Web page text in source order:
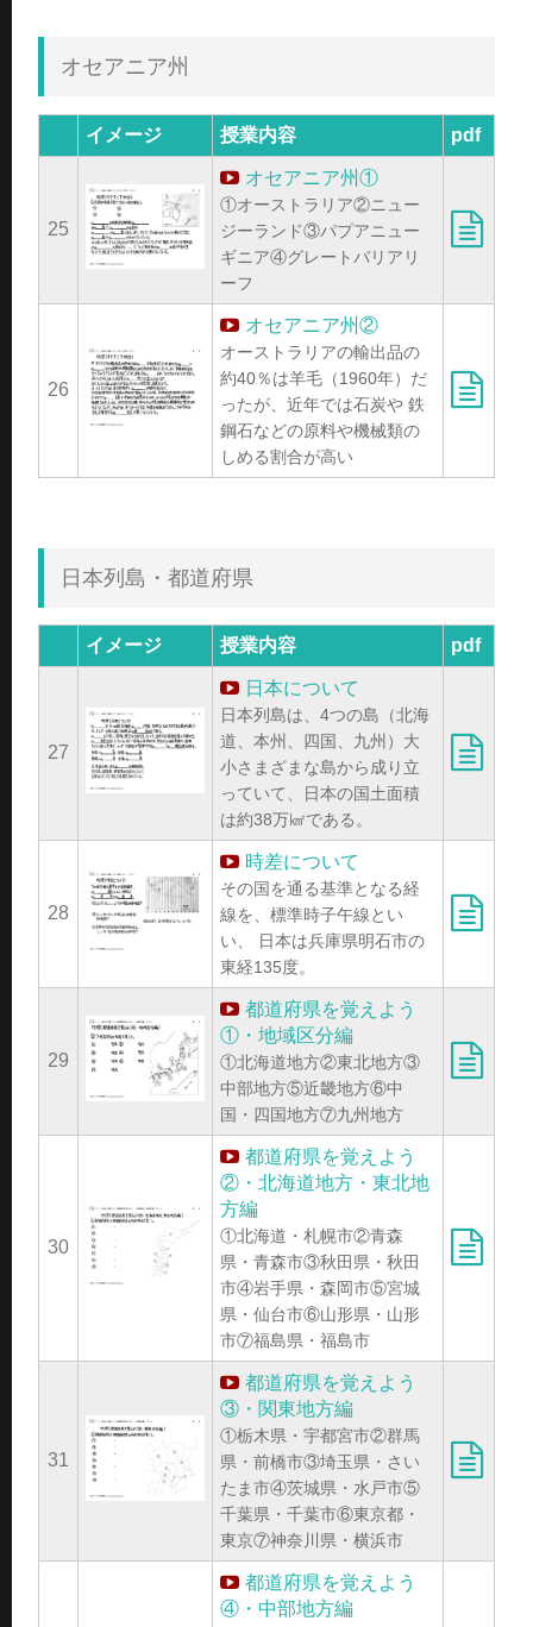
オセアニア州
イメージ 授業内容 pdf
25
オセアニア州①
①オーストラリア②ニュー
ジーランド③パプアニュー
ギニア④グレートバリアリ
ーフ
26
オセアニア州②
オーストラリアの輸出品の
約40％は羊毛（1960年）だ
ったが、近年では石炭や 鉄
鋼石などの原料や機械類の
しめる割合が高い
日本列島・都道府県
イメージ 授業内容 pdf
27
日本について
日本列島は、4つの島（北海
道、本州、四国、九州）大
小さまざまな島から成り立
っていて、日本の国土面積
は約38万㎢である。
28
時差について
その国を通る基準となる経
線を、標準時子午線とい
い、 日本は兵庫県明石市の
東経135度。
29
都道府県を覚えよう
①・地域区分編
①北海道地方②東北地方③
中部地方⑤近畿地方⑥中
国・四国地方⑦九州地方
30
都道府県を覚えよう
②・北海道地方・東北地
方編
①北海道・札幌市②青森
県・青森市③秋田県・秋田
市④岩手県・森岡市⑤宮城
県・仙台市⑥山形県・山形
市⑦福島県・福島市
31
都道府県を覚えよう
③・関東地方編
①栃木県・宇都宮市②群馬
県・前橋市③埼玉県・さい
たま市④茨城県・水戸市⑤
千葉県・千葉市⑥東京都・
東京⑦神奈川県・横浜市
都道府県を覚えよう
④・中部地方編